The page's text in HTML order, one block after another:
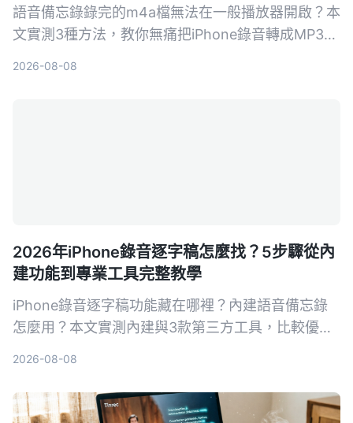
語音備忘錄錄完的m4a檔無法在一般播放器開啟？本
文實測3種方法，教你無痛把iPhone錄音轉成MP3，
2026-08-08
2026年iPhone錄音逐字稿怎麼找？5步驟從內
建功能到專業工具完整教學
iPhone錄音逐字稿功能藏在哪裡？內建語音備忘錄
怎麼用？本文實測內建與3款第三方工具，比較優缺
2026-08-08